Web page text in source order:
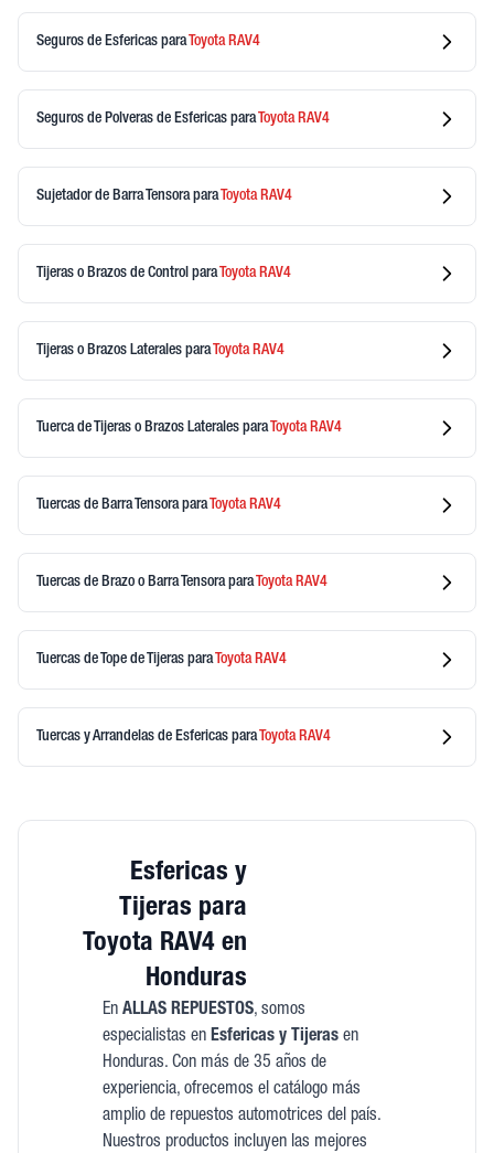
Seguros de Esfericas paraToyotaRAV4
Seguros de Polveras de Esfericas paraToyotaRAV4
Sujetador de Barra TensoraparaToyotaRAV4
Tijeras o Brazos de Control paraToyotaRAV4
Tijeras o Brazos Laterales paraToyotaRAV4
Tuerca de Tijeras o Brazos Laterales paraToyotaRAV4
Tuercas de Barra TensoraparaToyotaRAV4
Tuercas de Brazo o Barra TensoraparaToyotaRAV4
Tuercas de Tope de Tijeras paraToyotaRAV4
Tuercas y Arrandelas de Esfericas paraToyotaRAV4
Esfericas y
Tijeras para
Toyota RAV4 en
Honduras
En ALLAS REPUESTOS, somos
especialistas en Esfericas y Tijerasen
Honduras. Con más de 35 años de
experiencia, ofrecemos el catálogo más
amplio de repuestos automotrices del país.
Nuestros productos incluyen las mejores